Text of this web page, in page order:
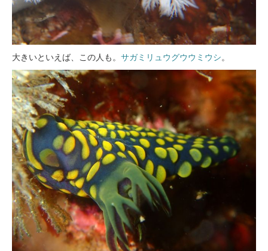
大きいといえば、この人も。 サガミリュウグウウミウシ。